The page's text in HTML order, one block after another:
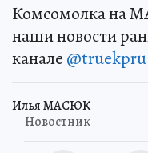
Комсомолка на
наши новости
канале @truekpru
Илья МАСЮК
Новостник